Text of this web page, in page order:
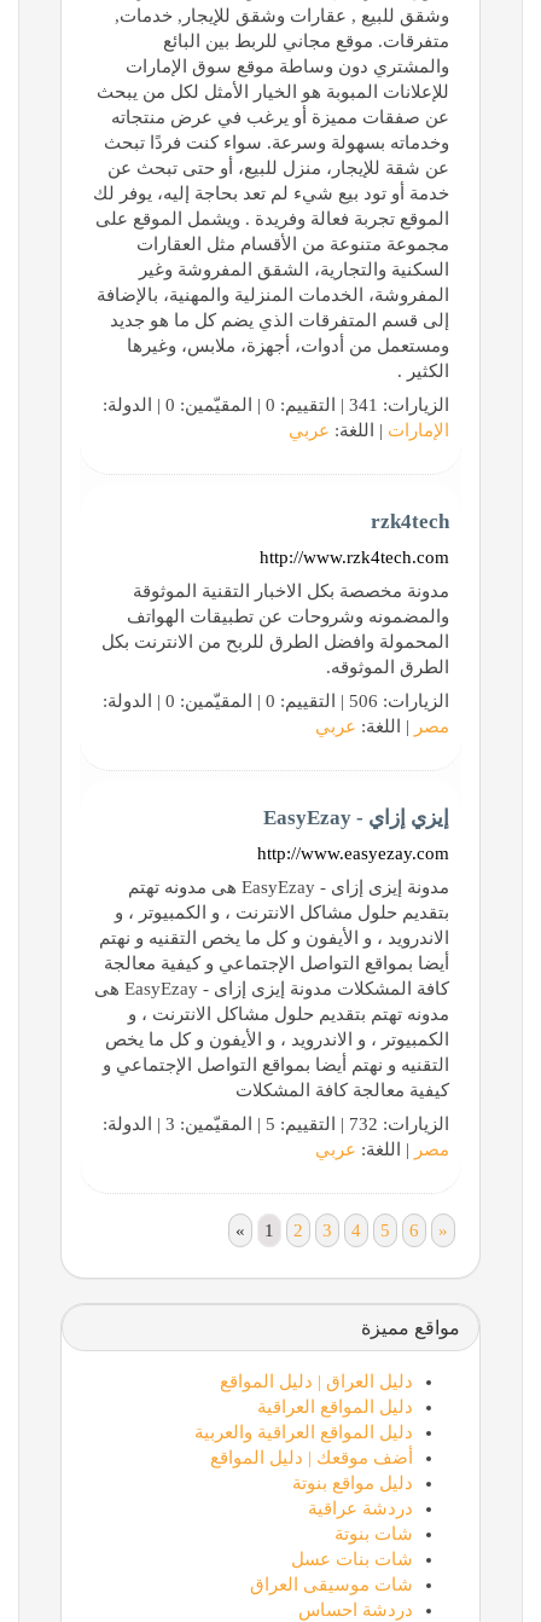
وشقق للبيع , عقارات وشقق للإيجار, خدمات,
متفرقات. موقع مجاني للربط بين البائع
والمشتري دون وساطة موقع سوق الإمارات
للإعلانات المبوبة هو الخيار الأمثل لكل من يبحث
عن صفقات مميزة أو يرغب في عرض منتجاته
وخدماته بسهولة وسرعة. سواء كنت فردًا تبحث
عن شقة للإيجار، منزل للبيع، أو حتى تبحث عن
خدمة أو تود بيع شيء لم تعد بحاجة إليه، يوفر لك
الموقع تجربة فعالة وفريدة . ويشمل الموقع على
مجموعة متنوعة من الأقسام مثل العقارات
السكنية والتجارية، الشقق المفروشة وغير
المفروشة، الخدمات المنزلية والمهنية، بالإضافة
إلى قسم المتفرقات الذي يضم كل ما هو جديد
ومستعمل من أدوات، أجهزة، ملابس، وغيرها
الكثير .
الزيارات: 341 | التقييم: 0 | المقيّمين: 0 | الدولة:
الإمارات | اللغة: عربي
rzk4tech
http://www.rzk4tech.com
مدونة مخصصة بكل الاخبار التقنية الموثوقة
والمضمونه وشروحات عن تطبيقات الهواتف
المحمولة وافضل الطرق للربح من الانترنت بكل
الطرق الموثوقه.
الزيارات: 506 | التقييم: 0 | المقيّمين: 0 | الدولة:
مصر | اللغة: عربي
إيزي إزاي - EasyEzay
http://www.easyezay.com
مدونة إيزى إزاى - EasyEzay هى مدونه تهتم
بتقديم حلول مشاكل الانترنت ، و الكمبيوتر ، و
الاندرويد ، و الأيفون و كل ما يخص التقنيه و نهتم
أيضا بمواقع التواصل الإجتماعي و كيفية معالجة
كافة المشكلات مدونة إيزى إزاى - EasyEzay هى
مدونه تهتم بتقديم حلول مشاكل الانترنت ، و
الكمبيوتر ، و الاندرويد ، و الأيفون و كل ما يخص
التقنيه و نهتم أيضا بمواقع التواصل الإجتماعي و
كيفية معالجة كافة المشكلات
الزيارات: 732 | التقييم: 5 | المقيّمين: 3 | الدولة:
مصر | اللغة: عربي
« 1 2 3 4 5 6 »
مواقع مميزة
دليل العراق | دليل المواقع
دليل المواقع العراقية
دليل المواقع العراقية والعربية
أضف موقعك | دليل المواقع
دليل مواقع بنوتة
دردشة عراقية
شات بنوتة
شات بنات عسل
شات موسيقى العراق
دردشة احساس